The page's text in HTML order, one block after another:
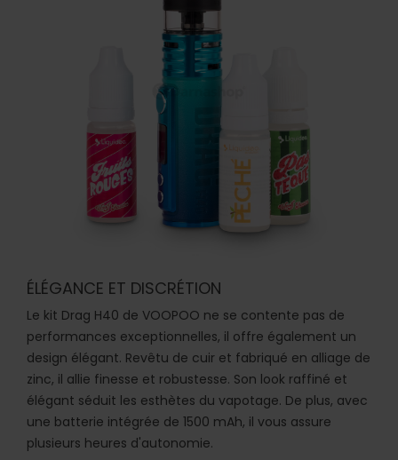
ÉLÉGANCE ET DISCRÉTION
Le kit Drag H40 de VOOPOO ne se contente pas de
performances exceptionnelles, il offre également un
design élégant. Revêtu de cuir et fabriqué en alliage de
zinc, il allie finesse et robustesse. Son look raffiné et
élégant séduit les esthètes du vapotage. De plus, avec
une batterie intégrée de 1500 mAh, il vous assure
plusieurs heures d'autonomie.